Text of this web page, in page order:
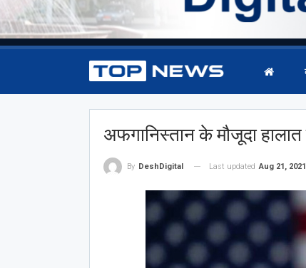
अफगानिस्तान के मौजूदा
By DeshDigital Last updated Aug 21, 2021